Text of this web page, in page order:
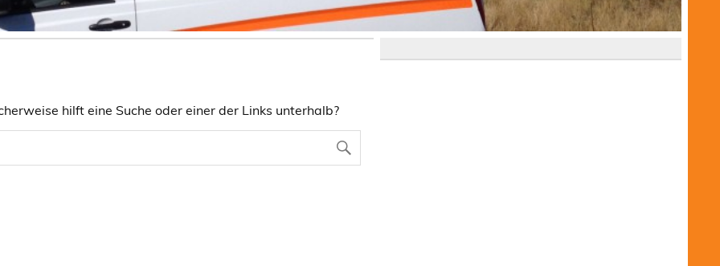
hilft eine Suche oder einer der Links unterhalb?